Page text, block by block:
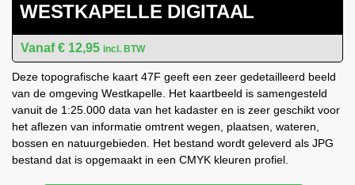
WESTKAPELLE DIGITAAL
€ 12,95 incl. BTW
Deze topografische kaart 47F geeft een zeer gedetailleerd beeld
van de omgeving Westkapelle. Het kaartbeeld is samengesteld
vanuit de 1:25.000 data van het kadaster en is zeer geschikt voor
het aflezen van informatie omtrent wegen, plaatsen, wateren,
bossen en natuurgebieden. Het bestand wordt geleverd als JPG
bestand dat is opgemaakt in een CMYK kleuren profiel.